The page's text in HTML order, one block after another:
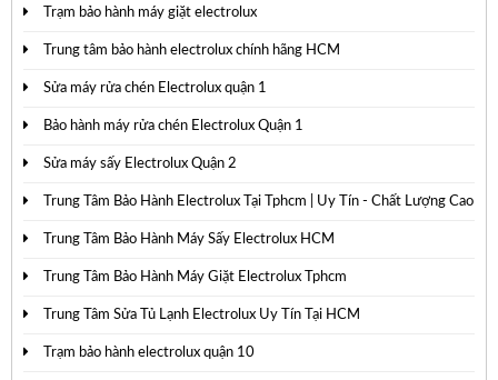
Trạm bảo hành máy giặt electrolux
Trung tâm bảo hành electrolux chính hãng HCM
Sửa máy rửa chén Electrolux quận 1
Bảo hành máy rửa chén Electrolux Quận 1
Sửa máy sấy Electrolux Quận 2
Trung Tâm Bảo Hành Electrolux Tại Tphcm | Uy Tín - Chất Lượng Cao
Trung Tâm Bảo Hành Máy Sấy Electrolux HCM
Trung Tâm Bảo Hành Máy Giặt Electrolux Tphcm
Trung Tâm Sửa Tủ Lạnh Electrolux Uy Tín Tại HCM
Trạm bảo hành electrolux quận 10